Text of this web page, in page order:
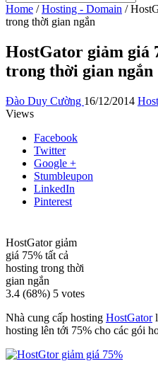
Home / Hosting - Domain /
trong thời gian ngắn
HostGator giảm giá
trong thời gian ngắn
Đào Duy Cường 16/12/2014
Views
Facebook
Twitter
Google +
Stumbleupon
LinkedIn
Pinterest
HostGator giảm
giá 75% tất cả
hosting trong thời
gian ngắn
3.4 (68%) 5 votes
Nhà cung cấp hosting HostGator
hosting lên tới 75% cho các gói